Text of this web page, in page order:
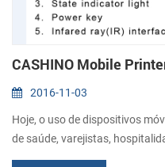
CASHINO Mobile
2016-11-03
Hoje, o uso de dispositivos
de saúde, varejistas,
drasticamente e mudou a